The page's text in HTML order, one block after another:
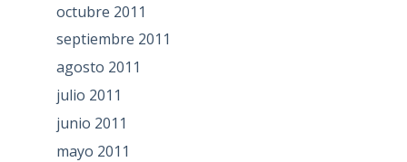
octubre 2011
septiembre 2011
agosto 2011
julio 2011
junio 2011
mayo 2011